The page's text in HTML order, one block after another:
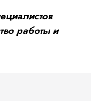
работы и